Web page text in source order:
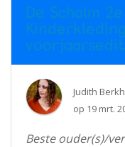
De Schalm
Judith
op 19 mrt.
Beste ouder(s)/